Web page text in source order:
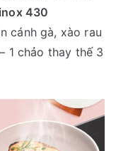
430
cánh gà, xào rau
1 chảo thay thế 3